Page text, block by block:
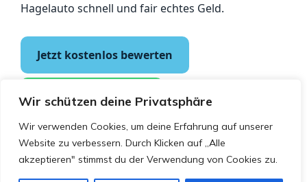
Wir schützen deine Privatsphäre
Wir verwenden Cookies, um deine Erfahrung auf unserer
Website zu verbessern. Durch Klicken auf „Alle
akzeptieren" stimmst du der Verwendung von Cookies zu.
Hagelauto schnell und fair echtes Geld.
Jetzt kostenlos bewerten
Fotos per WhatsApp
Auto mit Hagelschaden verkaufen · PKW Sofort Verkauf ·
kostenlose Abholung deutschlandweit · Alle Angaben ohne